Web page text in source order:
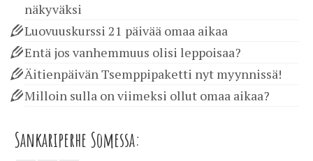
näkyväksi
Luovuuskurssi 21 päivää omaa aikaa
Entä jos vanhemmuus olisi leppoisaa?
Äitienpäivän Tsemppipaketti nyt myynnissä!
Milloin sulla on viimeksi ollut omaa aikaa?
Sankariperhe Somessa: